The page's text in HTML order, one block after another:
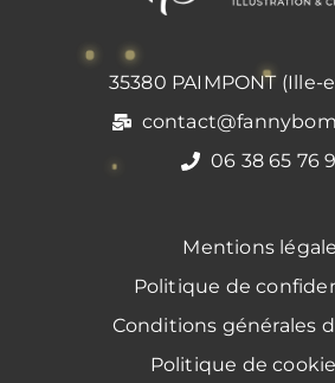
35380 PAIMPONT (Ille-
06 38 65 76
Mentions
Politique de
Conditions générales
Politique de